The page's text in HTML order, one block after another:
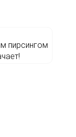
пирсингом